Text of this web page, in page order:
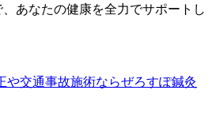
あなたの健康を全力でサポートし
や交通事故施術ならぜろすぽ鍼灸